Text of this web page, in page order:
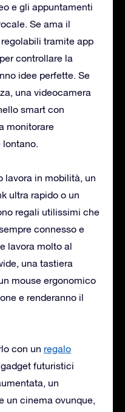
e gli appuntamenti
Se ama il
tramite app
controllare la
idee perfette. Se
una videocamera
smart con
monitorare
lontano.
lavora in mobilità, un
ultra rapido o un
regali utilissimi che
connesso e
lavora molto al
una tastiera
mouse ergonomico
e renderanno il
con un regalo
futuristici
un
un cinema ovunque,